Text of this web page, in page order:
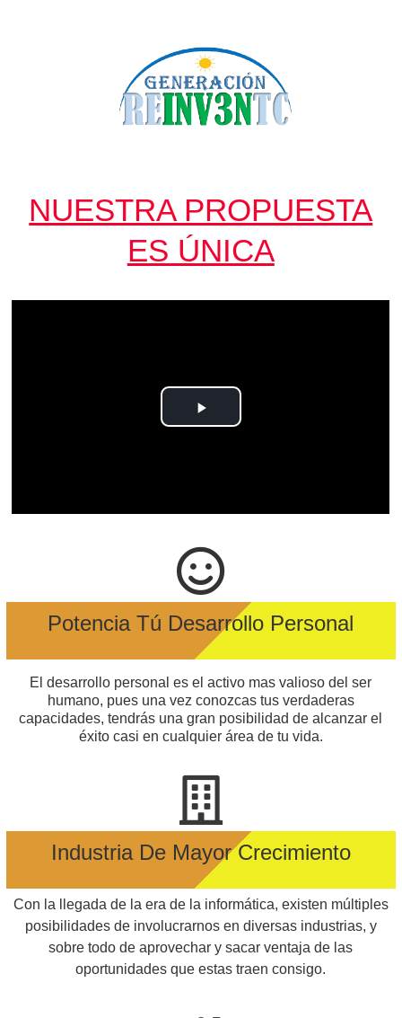
NUESTRA PROPUESTA
ES ÚNICA
P
e
Potencia Tú Desarrollo Personal
El desarrollo personal es el activo mas valioso del ser
humano, pues una vez conozcas tus verdaderas
capacidades, tendrás una gran posibilidad de alcanzar el
éxito casi en cualquier área de tu vida.
Industria De Mayor Crecimiento
Con la llegada de la era de la informática, existen múltiples
posibilidades de involucrarnos en diversas industrias, y
sobre todo de aprovechar y sacar ventaja de las
oportunidades que estas traen consigo.